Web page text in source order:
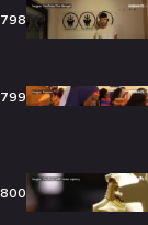
798
799
800